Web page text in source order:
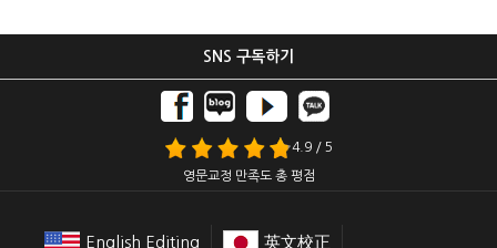
SNS 구독하기
4.9 / 5
영문교정 만족도 총 평점
English Editing 英文校正